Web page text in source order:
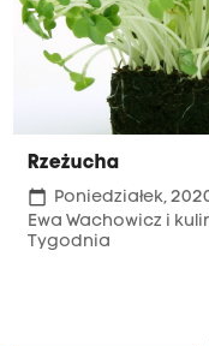
Rzeżucha
calendar_today Poniedziałek,
Ewa Wachowicz i
Tygodnia